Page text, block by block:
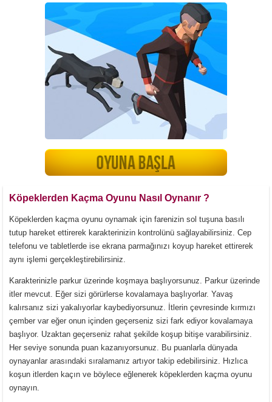
Köpeklerden Kaçma Oyunu Nasıl Oynanır ?
Köpeklerden kaçma oyunu oynamak için farenizin sol tuşuna basılı
tutup hareket ettirerek karakterinizin kontrolünü sağlayabilirsiniz. Cep
telefonu ve tabletlerde ise ekrana parmağınızı koyup hareket ettirerek
aynı işlemi gerçekleştirebilirsiniz.
Karakterinizle parkur üzerinde koşmaya başlıyorsunuz. Parkur üzerinde
itler mevcut. Eğer sizi görürlerse kovalamaya başlıyorlar. Yavaş
kalırsanız sizi yakalıyorlar kaybediyorsunuz. İtlerin çevresinde kırmızı
çember var eğer onun içinden geçerseniz sizi fark ediyor kovalamaya
başlıyor. Uzaktan geçerseniz rahat şekilde koşup bitişe varabilirsiniz.
Her seviye sonunda puan kazanıyorsunuz. Bu puanlarla dünyada
oynayanlar arasındaki sıralamanız artıyor takip edebilirsiniz. Hızlıca
koşun itlerden kaçın ve böylece eğlenerek köpeklerden kaçma oyunu
oynayın.